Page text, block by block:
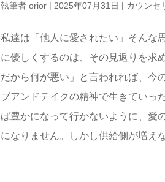
執筆者orior | 2025年07月31日 | カウンセ
私達は「他人に愛されたい」そんな
に優しくするのは、その見返りを求
だから何が悪い」と言われれば、今
ブアンドテイクの精神で生きていっ
ば豊かになって行かないように、愛
になりません。しかし供給側が増え